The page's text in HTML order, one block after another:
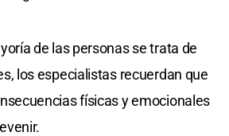
de las personas se trata de
los especialistas recuerdan que
físicas y emocionales